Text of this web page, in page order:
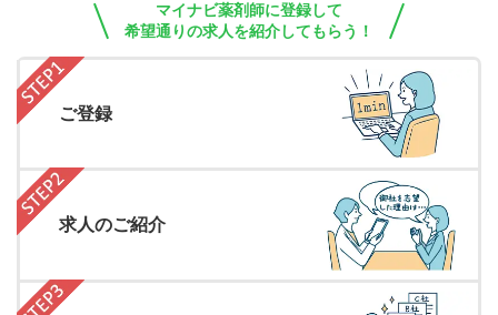
マイナビ薬剤師に登録して
希望通りの求人を紹介してもらう！
ご登録
求人のご紹介